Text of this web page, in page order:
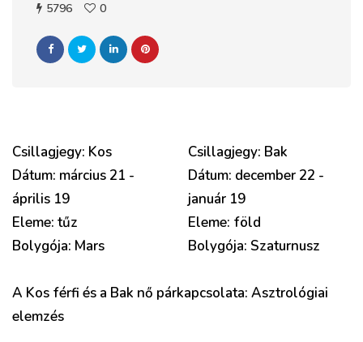
5796 0
Csillagjegy: Kos
Dátum: március 21 -
április 19
Eleme: tűz
Bolygója: Mars
Csillagjegy: Bak
Dátum: december 22 -
január 19
Eleme: föld
Bolygója: Szaturnusz
A Kos férfi és a Bak nő párkapcsolata: Asztrológiai
elemzés